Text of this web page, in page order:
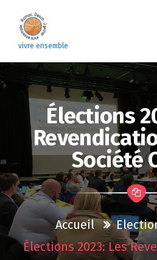
contenu
vivre ensemble
Élections
Société
Accueil
Élections 2023: Les